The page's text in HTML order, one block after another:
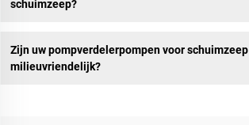
schuimzeep?
Zijn uw pompverdelerpompen voor schuimzeep
milieuvriendelijk?